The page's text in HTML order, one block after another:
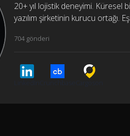
20+ yıl lojistik deneyimi. Küresel
yazılım şirketinin kurucu ortağı.
704 gönderi